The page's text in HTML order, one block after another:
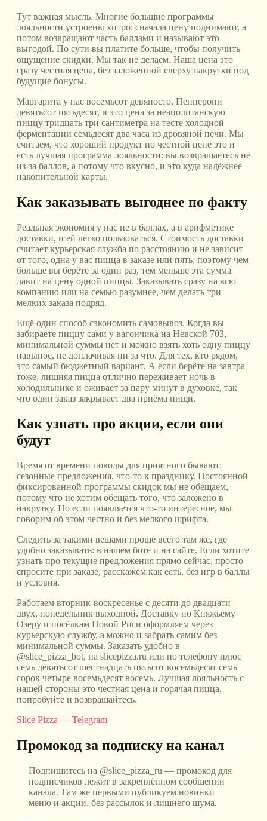
Тут важная мысль. Многие большие программы
лояльности устроены хитро: сначала цену поднимают, а
потом возвращают часть баллами и называют это
выгодой. По сути вы платите больше, чтобы получить
ощущение скидки. Мы так не делаем. Наша цена это
сразу честная цена, без заложенной сверху накрутки под
будущие бонусы.
Маргарита у нас восемьсот девяносто, Пепперони
девятьсот пятьдесят, и это цена за неаполитанскую
пиццу тридцать три сантиметра на тесте холодной
ферментации семьдесят два часа из дровяной печи. Мы
считаем, что хороший продукт по честной цене это и
есть лучшая программа лояльности: вы возвращаетесь не
из-за баллов, а потому что вкусно, и это куда надёжнее
накопительной карты.
Как заказывать выгоднее по факту
Реальная экономия у нас не в баллах, а в арифметике
доставки, и ей легко пользоваться. Стоимость доставки
считает курьерская служба по расстоянию и не зависит
от того, одна у вас пицца в заказе или пять, поэтому чем
больше вы берёте за один раз, тем меньше эта сумма
давит на цену одной пиццы. Заказывать сразу на всю
компанию или на семью разумнее, чем делать три
мелких заказа подряд.
Ещё один способ сэкономить самовывоз. Когда вы
забираете пиццу сами у вагончика на Невской 703,
минимальной суммы нет и можно взять хоть одну пиццу
навынос, не доплачивая ни за что. Для тех, кто рядом,
это самый бюджетный вариант. А если берёте на завтра
тоже, лишняя пицца отлично переживает ночь в
холодильнике и оживает за пару минут в духовке, так
что один заказ закрывает два приёма пищи.
Как узнать про акции, если они
будут
Время от времени поводы для приятного бывают:
сезонные предложения, что-то к празднику. Постоянной
фиксированной программы скидок мы не обещаем,
потому что не хотим обещать того, что заложено в
накрутку. Но если появляется что-то интересное, мы
говорим об этом честно и без мелкого шрифта.
Следить за такими вещами проще всего там же, где
удобно заказывать: в нашем боте и на сайте. Если хотите
узнать про текущие предложения прямо сейчас, просто
спросите при заказе, расскажем как есть, без игр в баллы
и условия.
Работаем вторник-воскресенье с десяти до двадцати
двух, понедельник выходной. Доставку по Княжьему
Озеру и посёлкам Новой Риги оформляем через
курьерскую службу, а можно и забрать самим без
минимальной суммы. Заказать удобно в
@slice_pizza_bot, на slicepizza.ru или по телефону плюс
семь девятьсот шестнадцать пятьсот восемьдесят семь
сорок четыре восемьдесят восемь. Лучшая лояльность с
нашей стороны это честная цена и горячая пицца,
попробуйте и возвращайтесь.
Slice Pizza — Telegram
Промокод за подписку на канал
Подпишитесь на @slice_pizza_ru — промокод для
подписчиков лежит в закреплённом сообщении
канала. Там же первыми публикуем новинки
меню и акции, без рассылок и лишнего шума.